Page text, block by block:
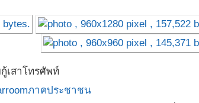
เสาโทรศัพท์
ภาคประชาชน